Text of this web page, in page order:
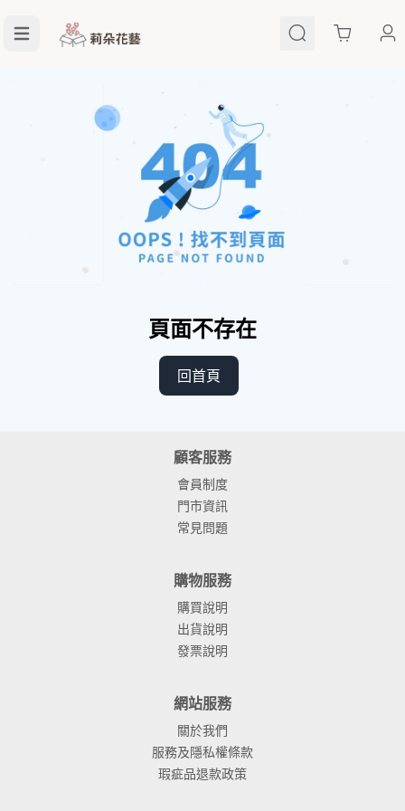
Cart
頁面不存在
回首頁
顧客服務
會員制度
門市資訊
常見問題
購物服務
購買說明
出貨說明
發票說明
網站服務
關於我們
服務及隱私權條款
瑕疵品退款政策